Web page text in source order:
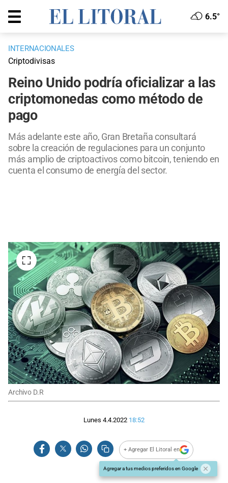
6.5°
INTERNACIONALES
Criptodivisas
Reino Unido podría oficializar a las
criptomonedas como método de
pago
Más adelante este año, Gran Bretaña consultará
sobre la creación de regulaciones para un conjunto
más amplio de criptoactivos como bitcoin, teniendo en
cuenta el consumo de energía del sector.
Archivo D.R
Lunes 4.4.2022 18:52
+ Agregar El Litoral en
Agregar a tus medios preferidos en Google